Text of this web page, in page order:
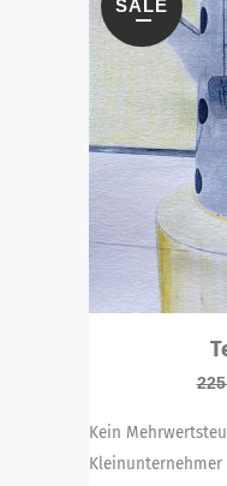
SALE
Kein
Kleinunternehmer